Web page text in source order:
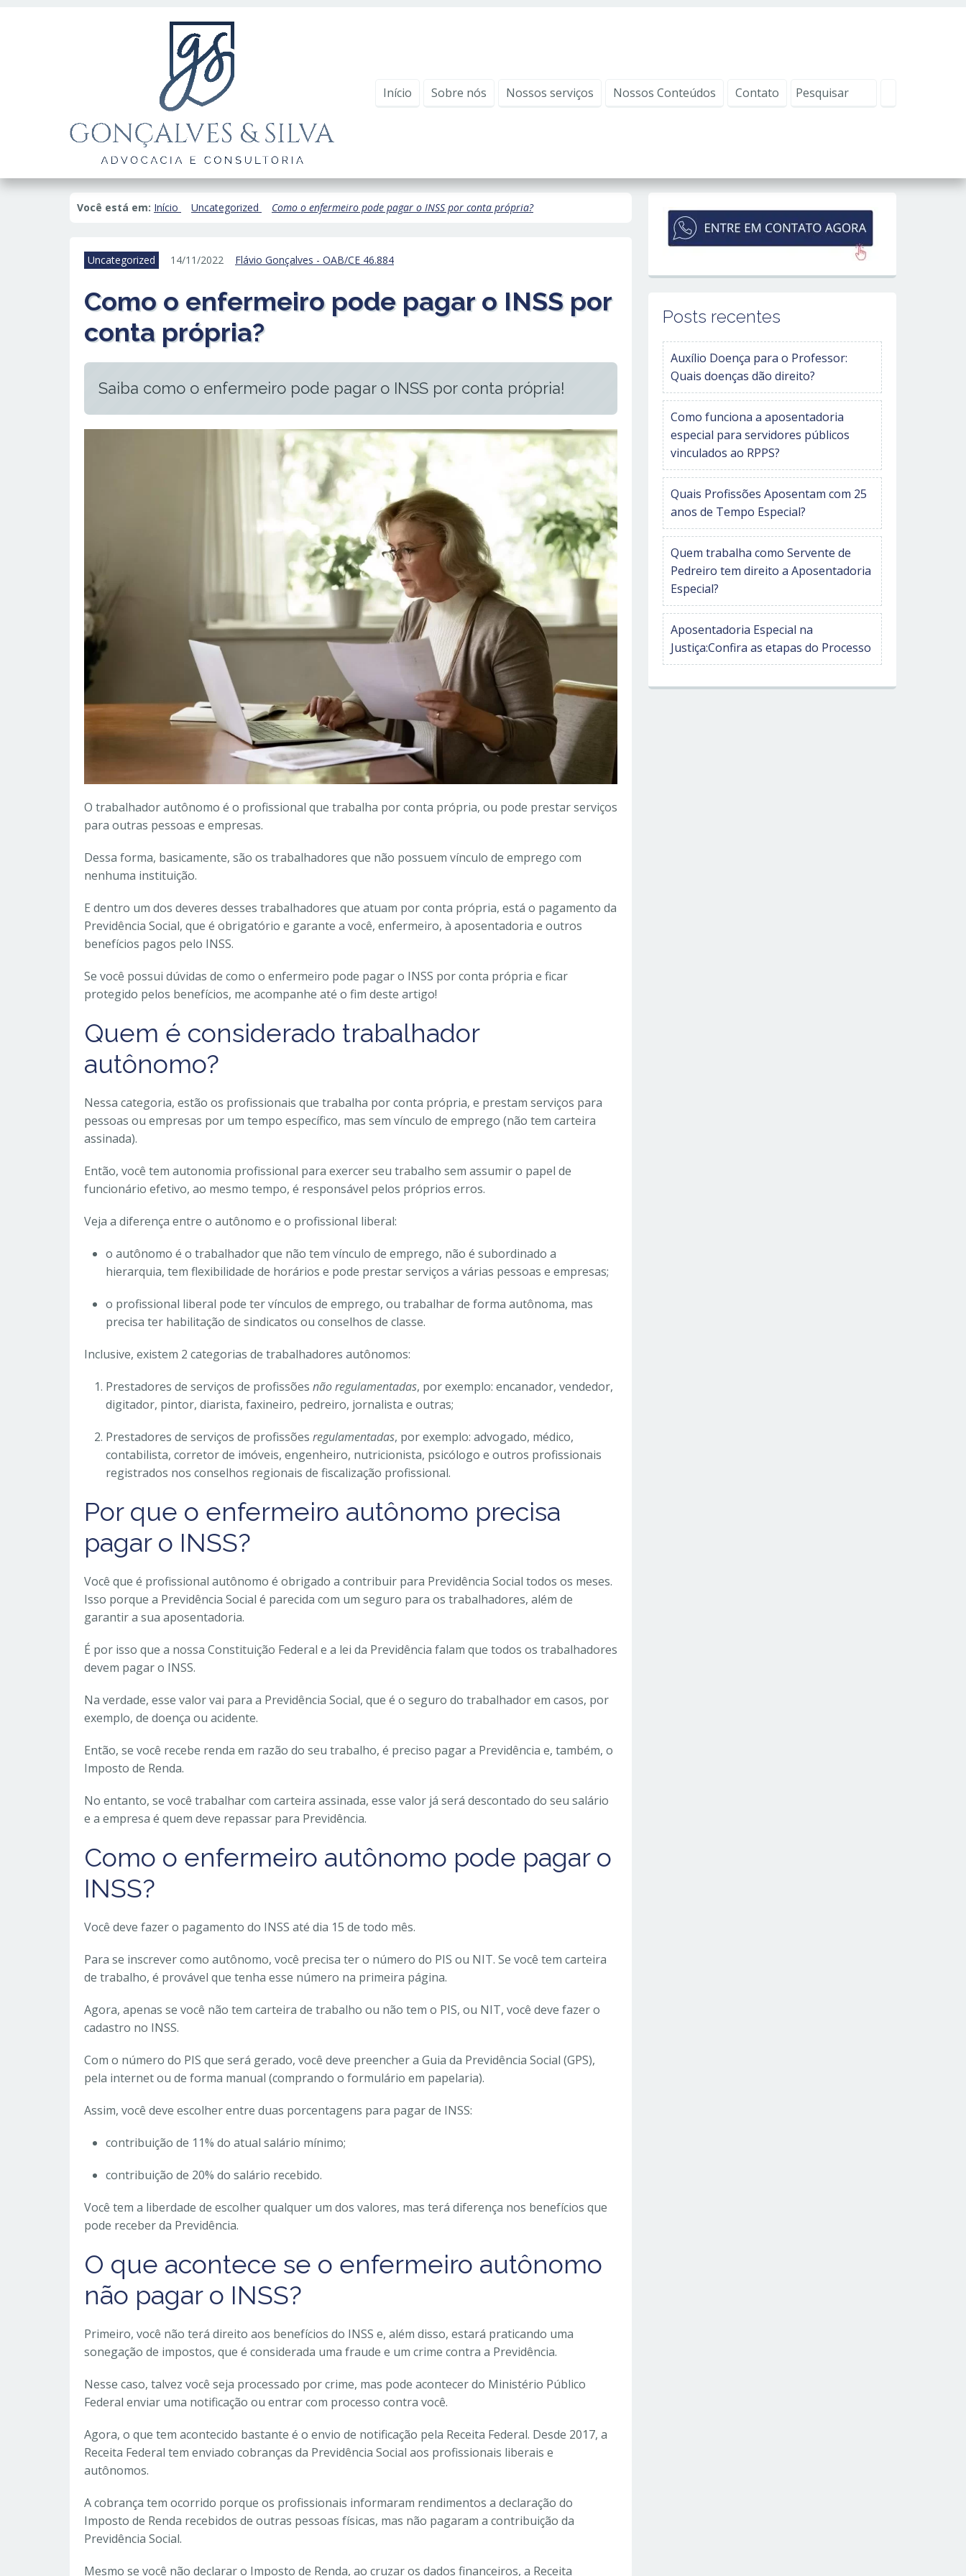
Início Sobre nós Nossos serviços Nossos Conteúdos Contato
Você está em: Início Uncategorized Como o enfermeiro pode pagar o INSS por conta própria?
Uncategorized 14/11/2022 Flávio Gonçalves - OAB/CE 46.884
Como o enfermeiro pode pagar o INSS por
conta própria?
Saiba como o enfermeiro pode pagar o INSS por conta própria!
O trabalhador autônomo é o profissional que trabalha por conta própria, ou pode prestar serviços
para outras pessoas e empresas.
Dessa forma, basicamente, são os trabalhadores que não possuem vínculo de emprego com
nenhuma instituição.
E dentro um dos deveres desses trabalhadores que atuam por conta própria, está o pagamento da
Previdência Social, que é obrigatório e garante a você, enfermeiro, à aposentadoria e outros
benefícios pagos pelo INSS.
Se você possui dúvidas de como o enfermeiro pode pagar o INSS por conta própria e ficar
protegido pelos benefícios, me acompanhe até o fim deste artigo!
Quem é considerado trabalhador
autônomo?
Nessa categoria, estão os profissionais que trabalha por conta própria, e prestam serviços para
pessoas ou empresas por um tempo específico, mas sem vínculo de emprego (não tem carteira
assinada).
Então, você tem autonomia profissional para exercer seu trabalho sem assumir o papel de
funcionário efetivo, ao mesmo tempo, é responsável pelos próprios erros.
Veja a diferença entre o autônomo e o profissional liberal:
o autônomo é o trabalhador que não tem vínculo de emprego, não é subordinado a
hierarquia, tem flexibilidade de horários e pode prestar serviços a várias pessoas e empresas;
o profissional liberal pode ter vínculos de emprego, ou trabalhar de forma autônoma, mas
precisa ter habilitação de sindicatos ou conselhos de classe.
Inclusive, existem 2 categorias de trabalhadores autônomos:
Prestadores de serviços de profissões não regulamentadas, por exemplo: encanador, vendedor,
digitador, pintor, diarista, faxineiro, pedreiro, jornalista e outras;
Prestadores de serviços de profissões regulamentadas, por exemplo: advogado, médico,
contabilista, corretor de imóveis, engenheiro, nutricionista, psicólogo e outros profissionais
registrados nos conselhos regionais de fiscalização profissional.
Por que o enfermeiro autônomo precisa
pagar o INSS?
Você que é profissional autônomo é obrigado a contribuir para Previdência Social todos os meses.
Isso porque a Previdência Social é parecida com um seguro para os trabalhadores, além de
garantir a sua aposentadoria.
É por isso que a nossa Constituição Federal e a lei da Previdência falam que todos os trabalhadores
devem pagar o INSS.
Na verdade, esse valor vai para a Previdência Social, que é o seguro do trabalhador em casos, por
exemplo, de doença ou acidente.
Então, se você recebe renda em razão do seu trabalho, é preciso pagar a Previdência e, também, o
Imposto de Renda.
No entanto, se você trabalhar com carteira assinada, esse valor já será descontado do seu salário
e a empresa é quem deve repassar para Previdência.
Como o enfermeiro autônomo pode pagar o
INSS?
Você deve fazer o pagamento do INSS até dia 15 de todo mês.
Para se inscrever como autônomo, você precisa ter o número do PIS ou NIT. Se você tem carteira
de trabalho, é provável que tenha esse número na primeira página.
Agora, apenas se você não tem carteira de trabalho ou não tem o PIS, ou NIT, você deve fazer o
cadastro no INSS.
Com o número do PIS que será gerado, você deve preencher a Guia da Previdência Social (GPS),
pela internet ou de forma manual (comprando o formulário em papelaria).
Assim, você deve escolher entre duas porcentagens para pagar de INSS:
contribuição de 11% do atual salário mínimo;
contribuição de 20% do salário recebido.
Você tem a liberdade de escolher qualquer um dos valores, mas terá diferença nos benefícios que
pode receber da Previdência.
O que acontece se o enfermeiro autônomo
não pagar o INSS?
Primeiro, você não terá direito aos benefícios do INSS e, além disso, estará praticando uma
sonegação de impostos, que é considerada uma fraude e um crime contra a Previdência.
Nesse caso, talvez você seja processado por crime, mas pode acontecer do Ministério Público
Federal enviar uma notificação ou entrar com processo contra você.
Agora, o que tem acontecido bastante é o envio de notificação pela Receita Federal. Desde 2017, a
Receita Federal tem enviado cobranças da Previdência Social aos profissionais liberais e
autônomos.
A cobrança tem ocorrido porque os profissionais informaram rendimentos a declaração do
Imposto de Renda recebidos de outras pessoas físicas, mas não pagaram a contribuição da
Previdência Social.
Mesmo se você não declarar o Imposto de Renda, ao cruzar os dados financeiros, a Receita
Posts recentes
Auxílio Doença para o Professor:
Quais doenças dão direito?
Como funciona a aposentadoria
especial para servidores públicos
vinculados ao RPPS?
Quais Profissões Aposentam com 25
anos de Tempo Especial?
Quem trabalha como Servente de
Pedreiro tem direito a Aposentadoria
Especial?
Aposentadoria Especial na
Justiça:Confira as etapas do Processo